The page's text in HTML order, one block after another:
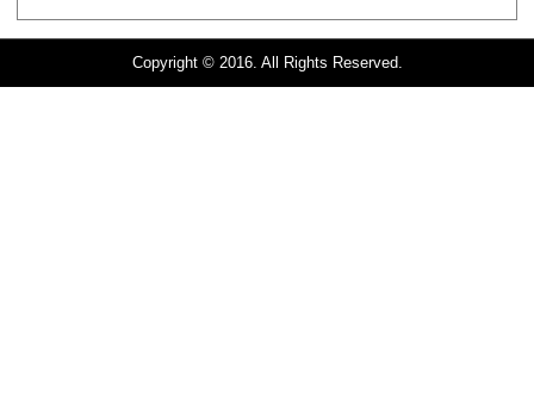
Copyright © 2016. All Rights Reserved.